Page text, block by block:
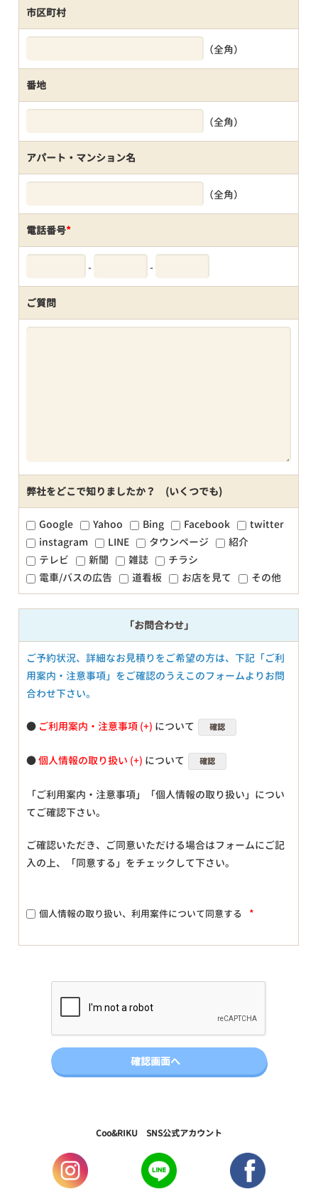
市区町村
（全角）
番地
（全角）
アパート・マンション名
（全角）
電話番号*
- -
ご質問
弊社をどこで知りましたか？ (いくつでも)
Google Yahoo Bing Facebook
twitter
instagram
LINE タウンページ
紹介
テレビ
新聞 雑誌
チラシ
電車/バスの広告
道看板 お店を見て その他
「お問合わせ」
ご予約状況、詳細なお見積りをご希望の方は、下記「ご利
用案内・注意事項」をご確認のうえこのフォームよりお問
合わせ下さい。
● ご利用案内・注意事項 について 確認
●個人情報の取り扱い について 確認
「ご利用案内・注意事項」「個人情報の取り扱い」につい
てご確認下さい。
ご確認いただき、ご同意いただける場合はフォームにご記
入の上、「同意する」をチェックして下さい。
個人情報の取り扱い、利用案件について同意する *
Coo&RIKU SNS公式アカウント